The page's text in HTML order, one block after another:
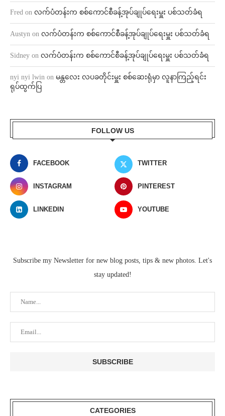
Fred on လက်ပံတန်းက စစ်ကောင်စီခန့်အုပ်ချုပ်ရေးမှူး ပစ်သတ်ခံရ
Austyn on လက်ပံတန်းက စစ်ကောင်စီခန့်အုပ်ချုပ်ရေးမှူး ပစ်သတ်ခံရ
Sidney on လက်ပံတန်းက စစ်ကောင်စီခန့်အုပ်ချုပ်ရေးမှူး ပစ်သတ်ခံရ
nyi nyi lwin on မန္တလေး လပခတိုင်းမှူး စစ်ဆေးရုံမှာ လူနာကြည့်ရင်း
ရုပ်ထွက်ပြ
FOLLOW US
FACEBOOK TWITTER
INSTAGRAM PINTEREST
LINKEDIN YOUTUBE
Subscribe my Newsletter for new blog posts, tips & new photos. Let's
stay updated!
CATEGORIES